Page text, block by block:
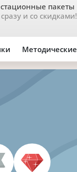
пакеты
и со скидками!